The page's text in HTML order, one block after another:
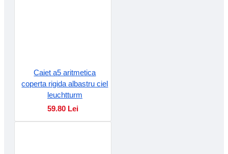
Caiet a5 aritmetica
coperta rigida albastru ciel
leuchtturm
59.80 Lei